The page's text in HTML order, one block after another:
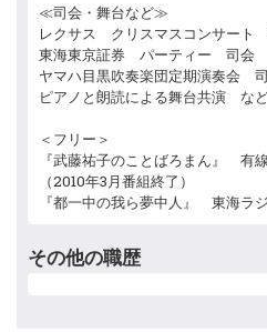
≪司会・舞台など≫
レクサス クリスマスコンサート
東海東京証券 パーティー 司会
ヤマハ目黒吹奏楽団定期演奏会
ピアノと朗読による舞台共演 な
＜フリー＞
『武藤祐子のことばろまん』 有
（2010年3月番組終了）
『都一中の我ら夢中人』 東海ラ
その他の職歴